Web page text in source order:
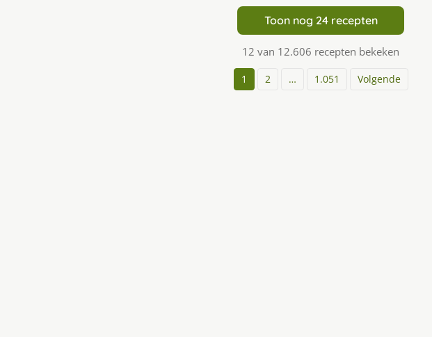
Toon nog 24 recepten
12 van 12.606 recepten bekeken
1 2 … 1.051 Volgende